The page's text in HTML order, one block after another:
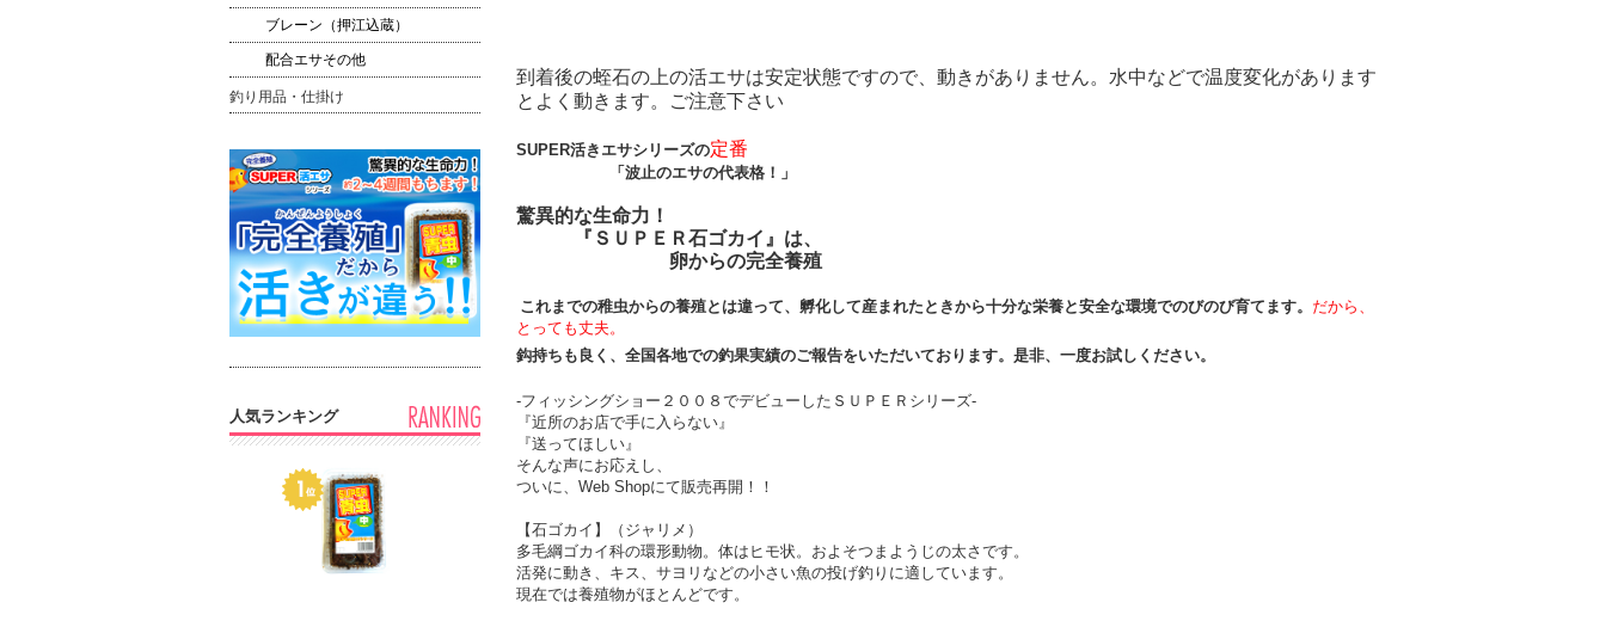
到着後の蛭石の上の活エサは安定状態ですので、動きがありません。水中などで温度変化があります
とよく動きます。ご注意下さい
SUPER活きエサシリーズの定番
「波止のエサの代表格！」
驚異的な生命力！
『ＳＵＰＥＲ石ゴカイ』は、
卵からの完全養殖
これまでの稚虫からの養殖とは違って、孵化して産まれたときから十分な栄養と安全な環境でのびのび育てます。 だから、
とっても丈夫。
鈎持ちも良く、全国各地での釣果実績のご報告をいただいております。是非、一度お試しください。
-フィッシングショー２００８でデビューしたＳＵＰＥＲシリーズ-
『近所のお店で手に入らない』
『送ってほしい』
そんな声にお応えし、
ついに、Web Shopにて販売再開！！
【石ゴカイ】（ジャリメ）
多毛綱ゴカイ科の環形動物。体はヒモ状。およそつまようじの太さです。
活発に動き、キス、サヨリなどの小さい魚の投げ釣りに適しています。
現在では養殖物がほとんどです。
ブレーン（押江込蔵）
配合エサその他
釣り用品・仕掛け
人気ランキング